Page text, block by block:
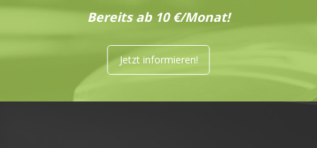
Bereits ab 10 €/Monat!
Jetzt informieren!